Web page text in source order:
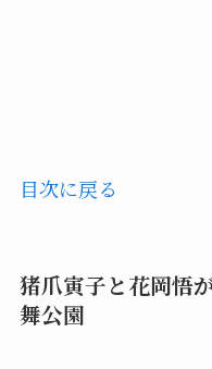
目次に戻る
猪爪寅子と花岡悟
舞公園